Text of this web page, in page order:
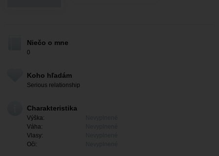
Niečo o mne
0
Koho hľadám
Serious relationship
Charakteristika
Výška:
Váha:
Vlasy:
Oči: